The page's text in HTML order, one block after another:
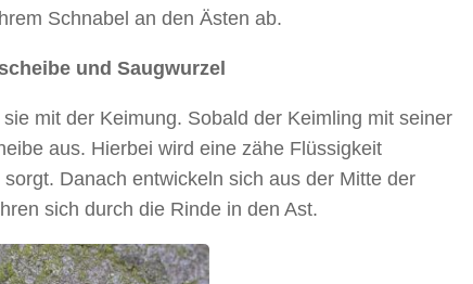
Schnabel an den Ästen ab.
und Saugwurzel
mit der Keimung. Sobald der Keimling mit seiner
aus. Hierbei wird eine zähe Flüssigkeit
Danach entwickeln sich aus der Mitte der
sich durch die Rinde in den Ast.